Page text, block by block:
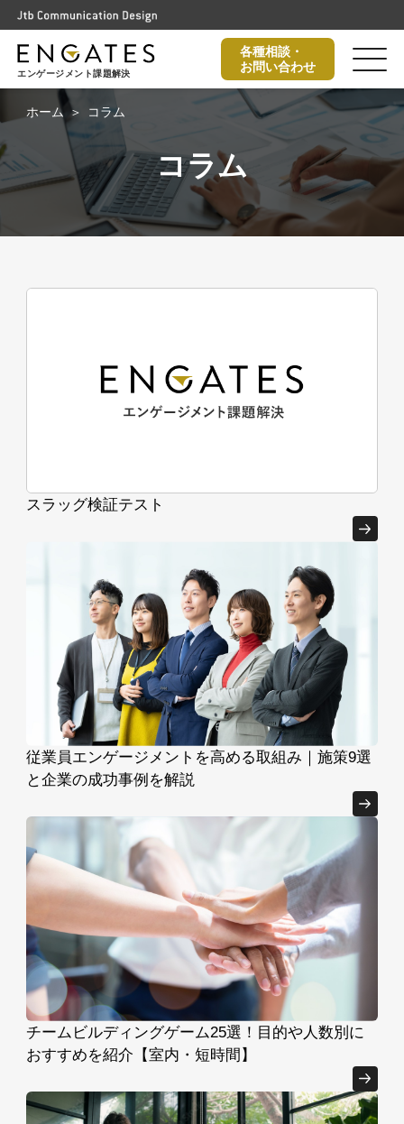
エンゲージメント課題解決
各種相談・
お問い合わせ
ホーム コラム
コラム
スラッグ検証テスト
従業員エンゲージメントを高める取組み｜施策9選
と企業の成功事例を解説
チームビルディングゲーム25選！目的や人数別に
おすすめを紹介【室内・短時間】